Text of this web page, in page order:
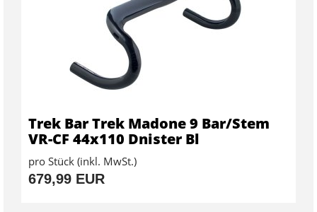
Trek Bar Trek Madone 9 Bar/Stem
VR-CF 44x110 Dnister Bl
pro Stück (inkl. MwSt.)
679,99 EUR